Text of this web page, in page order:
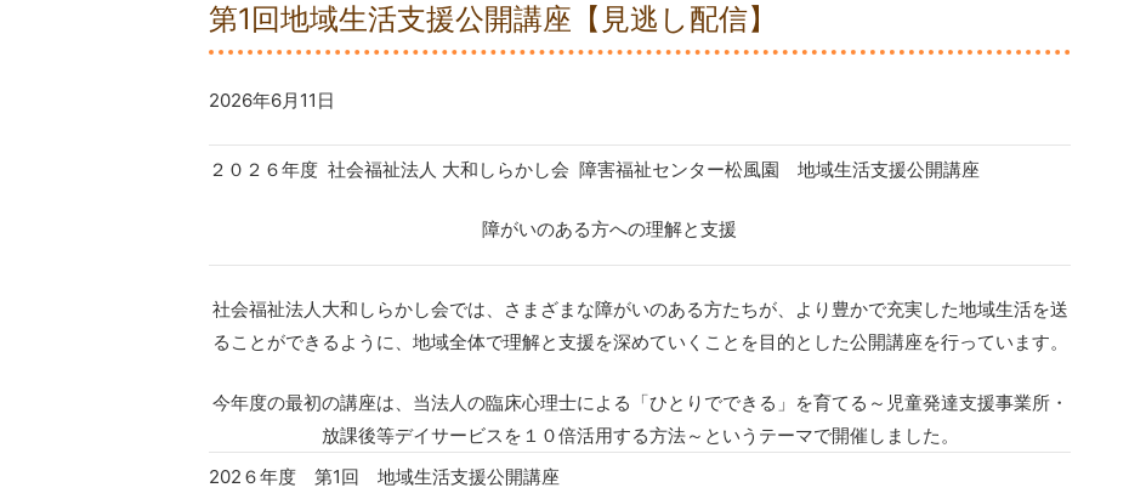
第1回地域生活支援公開講座【見逃し配信】
2026年6月11日
２０２６年度 社会福祉法人 大和しらかし会 障害福祉センター松風園 地域生活支援公開講座
障がいのある方への理解と支援
社会福祉法人大和しらかし会では、さまざまな障がいのある方たちが、より豊かで充実した地域生活を送
ることができるように、地域全体で理解と支援を深めていくことを目的とした公開講座を行っています。
今年度の最初の講座は、当法人の臨床心理士による 「ひとりでできる」を育てる～児童発達支援事業所・
放課後等デイサービスを１０倍活用する方法～ というテーマで開催しました。
202 ６年度 第1回 地域生活支援公開講座